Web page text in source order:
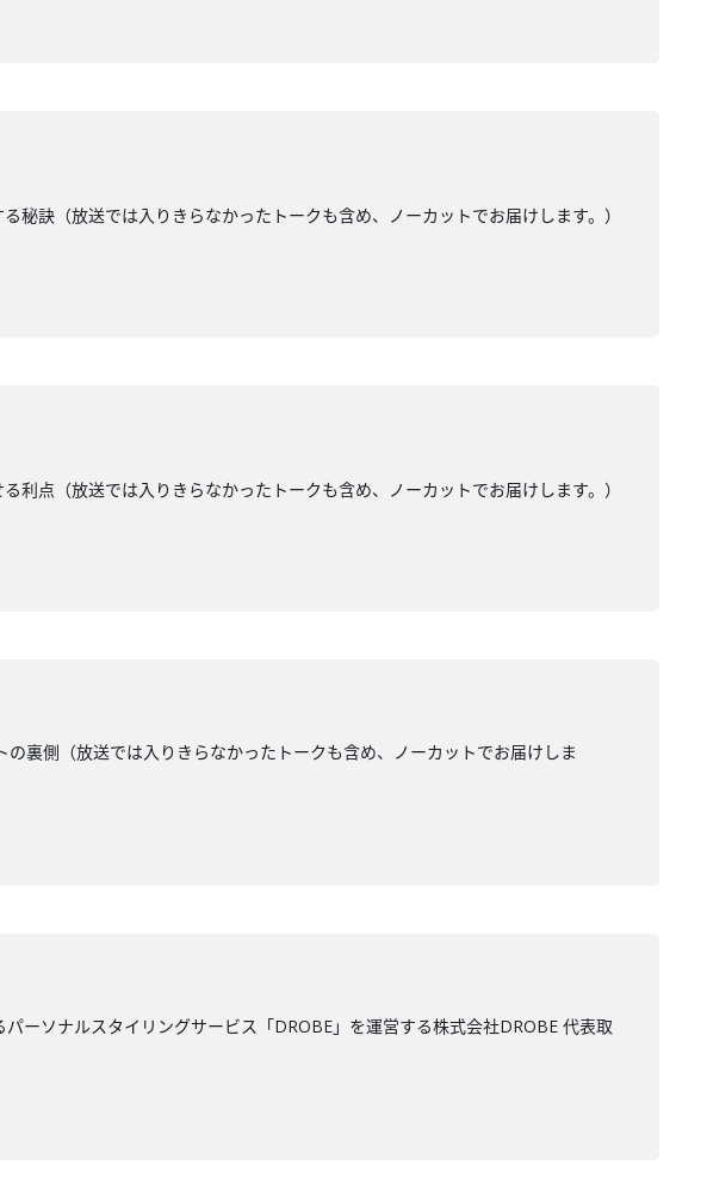
訣（放送では入りきらなかったトークも含め、ノーカットでお届けします。）
点（放送では入りきらなかったトークも含め、ノーカットでお届けします。）
裏側（放送では入りきらなかったトークも含め、ノーカットでお届けしま
ーソナルスタイリングサービス「DROBE」を運営する株式会社DROBE 代表取